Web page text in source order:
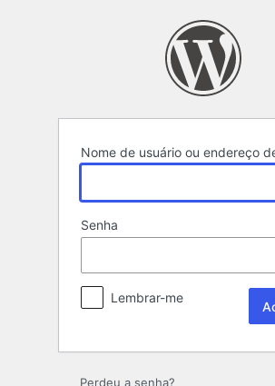
Nome de usuário ou endereço
Senha
Lembrar-me
Perdeu a senha?